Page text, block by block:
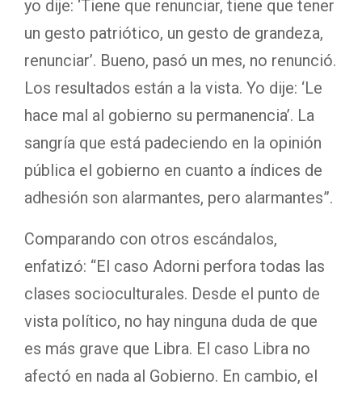
yo dije: ‘Tiene que renunciar, tiene que tener
un gesto patriótico, un gesto de grandeza,
renunciar’. Bueno, pasó un mes, no renunció.
Los resultados están a la vista. Yo dije: ‘Le
hace mal al gobierno su permanencia’. La
sangría que está padeciendo en la opinión
pública el gobierno en cuanto a índices de
adhesión son alarmantes, pero alarmantes”.
Comparando con otros escándalos,
enfatizó: “El caso Adorni perfora todas las
clases socioculturales. Desde el punto de
vista político, no hay ninguna duda de que
es más grave que Libra. El caso Libra no
afectó en nada al Gobierno. En cambio, el